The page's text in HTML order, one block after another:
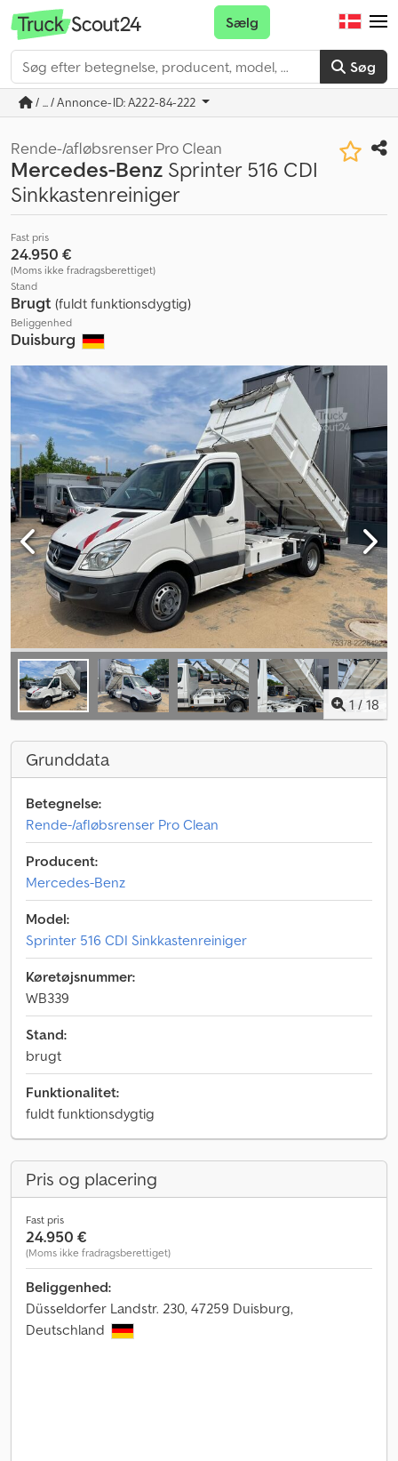
Søg
Sælg
/ ... / Annonce-ID: A222-84-222
Rende-/afløbsrenser Pro Clean
Mercedes-Benz Sprinter 516 CDI
Sinkkastenreiniger
Fast pris
24.950 €
(Moms ikke fradragsberettiget)
Stand
Brugt (fuldt funktionsdygtig)
Beliggenhed
Duisburg
1 / 18
Grunddata
Betegnelse:
Rende-/afløbsrenser Pro Clean
Producent:
Mercedes-Benz
Model:
Sprinter 516 CDI Sinkkastenreiniger
Køretøjsnummer:
WB339
Stand:
brugt
Funktionalitet:
fuldt funktionsdygtig
Pris og placering
Fast pris
24.950 €
(Moms ikke fradragsberettiget)
Beliggenhed:
Düsseldorfer Landstr. 230, 47259 Duisburg,
Deutschland